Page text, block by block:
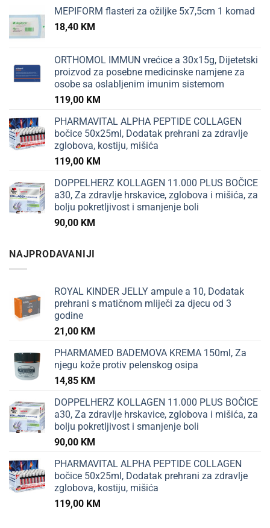
MEPIFORM flasteri za ožiljke 5x7,5cm 1 komad
18,40 KM
ORTHOMOL IMMUN vrećice a 30x15g, Dijetetski
proizvod za posebne medicinske namjene za
osobe sa oslabljenim imunim sistemom
119,00 KM
PHARMAVITAL ALPHA PEPTIDE COLLAGEN
bočice 50x25ml, Dodatak prehrani za zdravlje
zglobova, kostiju, mišića
119,00 KM
DOPPELHERZ KOLLAGEN 11.000 PLUS BOČICE
a30, Za zdravlje hrskavice, zglobova i mišića, za
bolju pokretljivost i smanjenje boli
90,00 KM
NAJPRODAVANIJI
ROYAL KINDER JELLY ampule a 10, Dodatak
prehrani s matičnom mliječi za djecu od 3
godine
21,00 KM
PHARMAMED BADEMOVA KREMA 150ml, Za
njegu kože protiv pelenskog osipa
14,85 KM
DOPPELHERZ KOLLAGEN 11.000 PLUS BOČICE
a30, Za zdravlje hrskavice, zglobova i mišića, za
bolju pokretljivost i smanjenje boli
90,00 KM
PHARMAVITAL ALPHA PEPTIDE COLLAGEN
bočice 50x25ml, Dodatak prehrani za zdravlje
zglobova, kostiju, mišića
119,00 KM